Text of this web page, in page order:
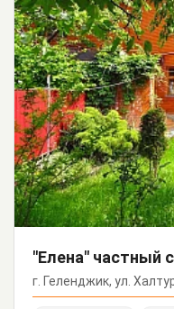
"Елена" частный
г. Геленджик, ул.